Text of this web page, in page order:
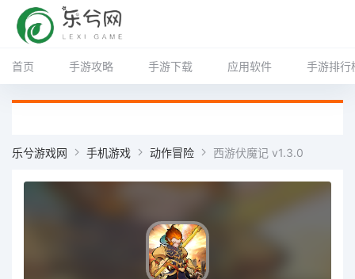
首页 手游攻略 手游下载 应用软件 手游排行
乐兮游戏网 手机游戏 动作冒险 西游伏魔记 v1.3.0